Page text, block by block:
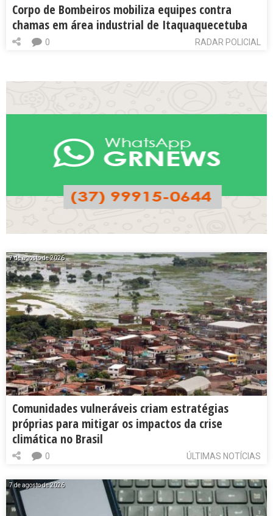
Corpo de Bombeiros mobiliza equipes contra
chamas em área industrial de Itaquaquecetuba
RADAR POLICIAL
0
7 de agosto de 2026
Comunidades vulneráveis criam estratégias
próprias para mitigar os impactos da crise
climática no Brasil
ÚLTIMAS NOTÍCIAS
0
7 de agosto de 2026